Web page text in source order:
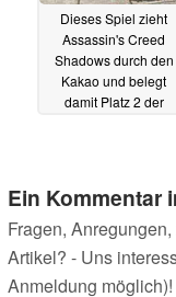
Dieses Spiel zieht
Assassin's Creed
Shadows durch den
Kakao und belegt
damit Platz 2 der
Ein Kommentar
Fragen,
Artikel? - Uns
Anmeldung möglich)!